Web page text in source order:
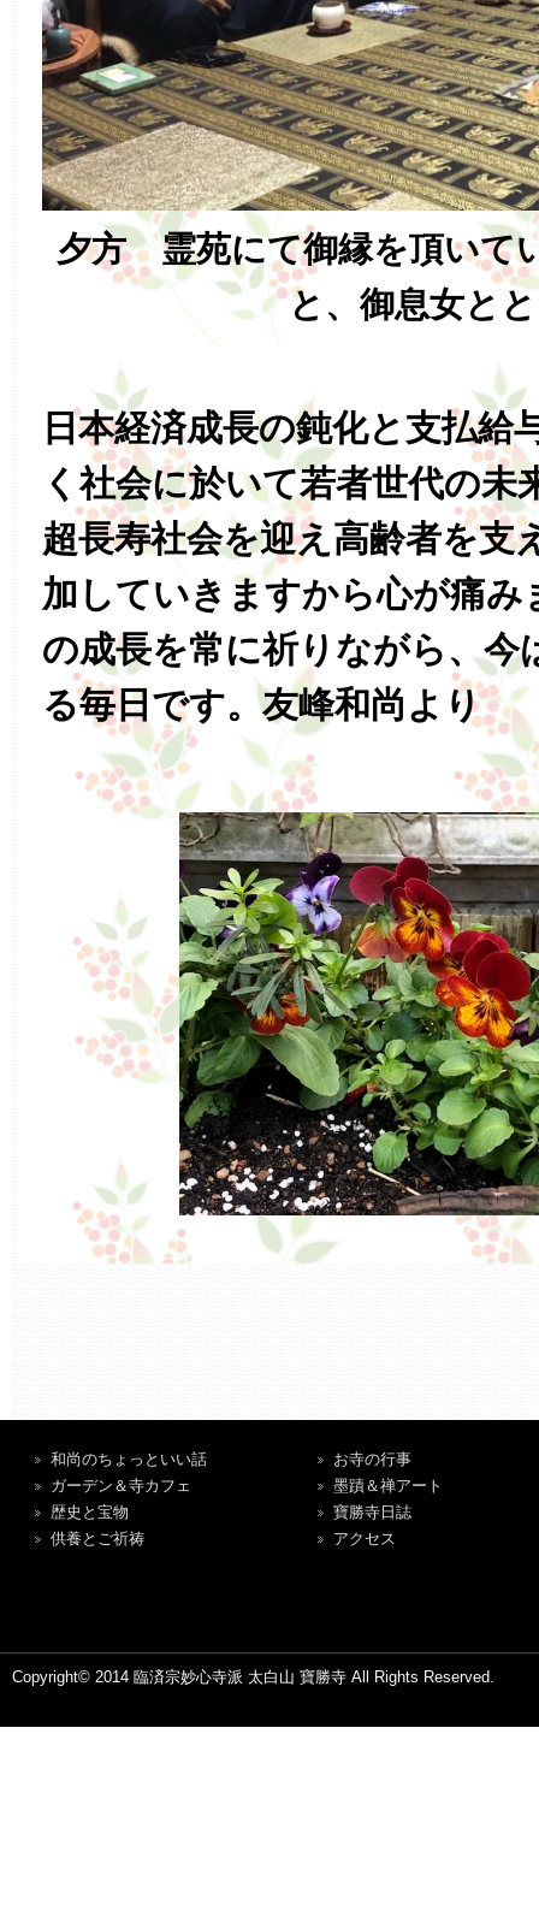
夕方 霊苑にて御縁を頂いて
と、御息女と
日本経済成長の鈍化と支払給
く社会に於いて若者世代の未
超長寿社会を迎え高齢者を支
加していきますから心が痛み
の成長を常に祈りながら、今
る毎日です。友峰和尚より
和尚のちょっといい話
ガーデン＆寺カフェ
歴史と宝物
供養とご祈祷
お寺の行事
墨蹟＆禅アート
寶勝寺日誌
アクセス
Copyright© 2014 臨済宗妙心寺派 太白山 寶勝寺 All Rights Reserved.